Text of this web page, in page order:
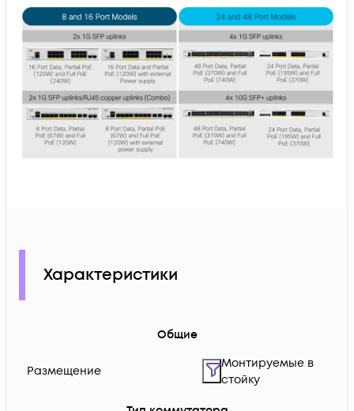
Характеристики
Общие
Размещение
Монтируемые в
стойку